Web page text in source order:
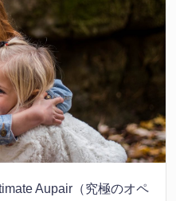
Aupair（究極のオペ